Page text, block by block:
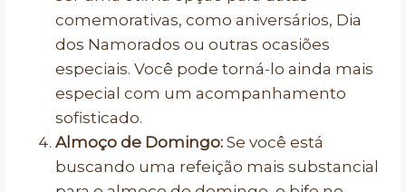
comemorativas, como aniversários, Dia
dos Namorados ou outras ocasiões
especiais. Você pode torná-lo ainda mais
especial com um acompanhamento
sofisticado.
Almoço de Domingo: Se você está
buscando uma refeição mais substancial